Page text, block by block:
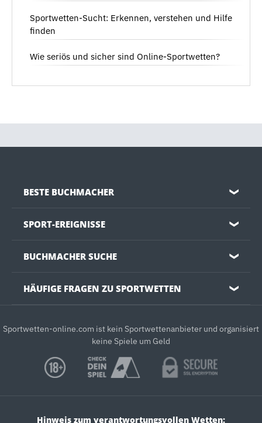
Sportwetten-Sucht: Erkennen, verstehen und Hilfe
finden
Wie seriös und sicher sind Online-Sportwetten?
BESTE BUCHMACHER ❯
SPORT-EREIGNISSE ❯
BUCHMACHER SUCHE ❯
HÄUFIGE FRAGEN ZU SPORTWETTEN ❯
Sportwetten-online.com ist kein Sportwettenanbieter und organisiert
keine Spiele um Geld
Hinweis zum verantwortungsvollen Wetten: